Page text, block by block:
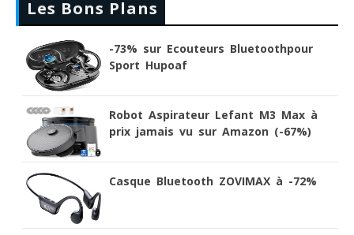
Les Bons Plans
-73% sur Ecouteurs Bluetoothpour
Sport Hupoaf
Robot Aspirateur Lefant M3 Max à
prix jamais vu sur Amazon (-67%)
Casque Bluetooth ZOVIMAX à -72%